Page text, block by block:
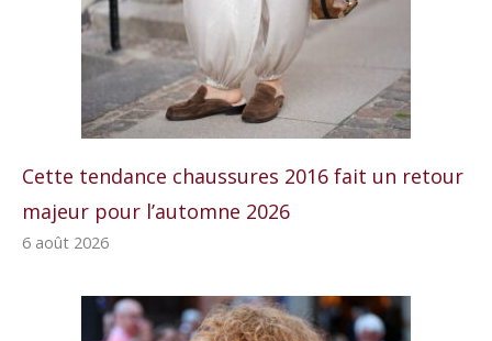
Cette tendance chaussures 2016 fait un retour
majeur pour l’automne 2026
6 août 2026